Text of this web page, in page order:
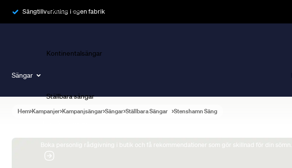
Sängtillverkning i egen fabrik
Sängar
Ramsängar
Kontinentalsängar
Ställbara sängar
Boka personlig rådgivning i butik och få rekommendationer som gör skillnad för din sömn.
Hem Kampanjer Kampanjsängar Sängar Ställbara Sängar Stenshamn Säng